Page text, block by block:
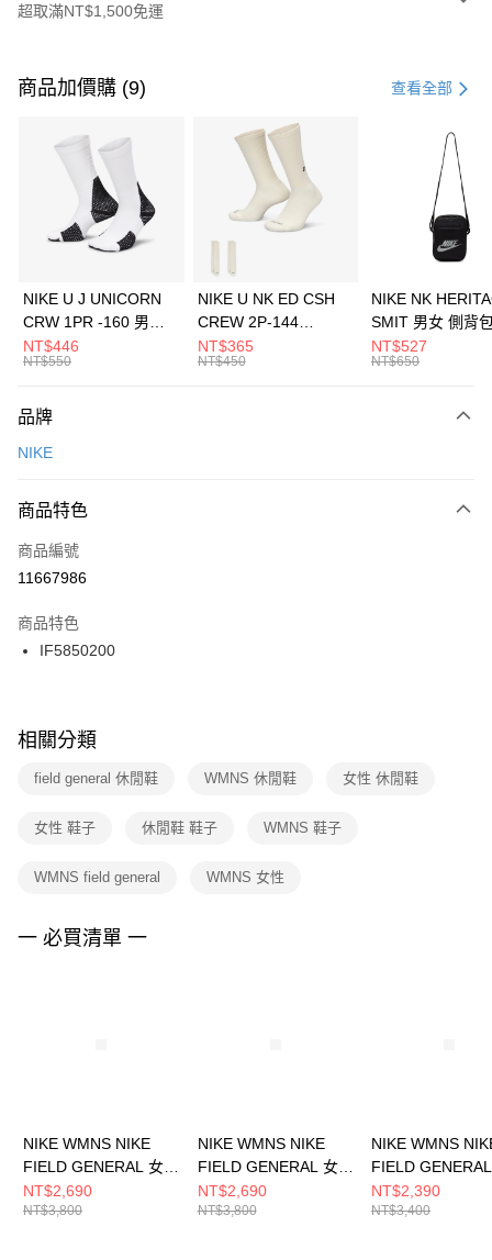
超取滿NT$1,500免運
信用卡一次付款
3 期 0 利率 每期 21家銀行
合作金庫商業銀行
第一商業銀行
華南商業銀行
彰化商業銀行
上海商業儲蓄銀行
元大商業銀行
台灣樂天信用卡公司
Apple Pay
全盈+PAY
AFTEE先享後付
【關於「AFTEE先享後付」】
便利好安心！
３．安心：先確認商品／服務後，再付款。
【「AFTEE先享後付」結帳流程】
１．於結帳方式選擇「AFTEE先享後付」後，將跳轉至「AFTEE先享後付」
２．訂單成立數日內，您將收到繳費通知簡訊。
３．收到繳費通知簡訊後14天內，點擊此簡訊中的連結，可透過四大超商／
ATM／網路銀行／等多元方式進行付款，方視為交易完成。
※ 交易是否成功請以「AFTEE先享後付 」之結帳頁面顯示為準，若有關於
是否繳費成功／繳費後需取消欲退款等相關疑問，請聯繫「AFTEE先享後付
客戶支援中心」https://netprotections.freshdesk.com/support/home
１．透過由恩沛科技股份有限公司提供之「AFTEE先享後付」服務完成之交
權轉讓予恩沛科技股份有限公司。
３．未成年的使用者請事先徵得法定代理人或監護人之同意方可使用
「AFTEE先享後付」，若未經同意申辦者引起之損失，本公司不負相關責
運送方式
每筆NT$100，滿NT$1,500(含以上)免運費
宅配
每筆NT$100，滿NT$1,500(含以上)免運費
付款後門市自取
每筆NT$100，滿NT$1,500(含以上)免運費
商品加價購 (9) 查看全部
NIKE U J UNICORN
CRW 1PR -160 男女
中統襪 FZ3393100
NT$446
NT$550
NIKE U NK ED CSH
CREW 2P-144
EMBRDY 男女 短統襪
FZ3073133
NT$365
NT$450
NIKE NK
SMIT 男女 側背
BA5871010
NT$527
NT$650
品牌
NIKE
商品特色
商品編號
11667986
商品特色
IF5850200
相關分類
field general 休閒鞋 WMNS 休閒鞋 女性 休閒鞋
女性 鞋子 休閒鞋 鞋子 WMNS 鞋子
WMNS field general WMNS 女性
一 必買清單 一
NIKE WMNS NIKE
FIELD GENERAL 女
休閒鞋 IF5007601
NT$2,690
NT$3,800
NIKE WMNS NIKE
FIELD GENERAL 女
休閒鞋 IF1743001
NT$2,690
NT$3,800
NIKE WMNS
FIELD
休閒鞋
NT$2,390
NT$3,400